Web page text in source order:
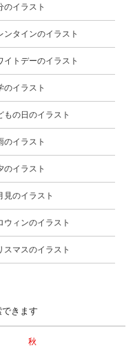
のイラスト
ンタインのイラスト
イトデーのイラスト
のイラスト
もの日のイラスト
のイラスト
のイラスト
見のイラスト
ウィンのイラスト
スマスのイラスト
きます
秋